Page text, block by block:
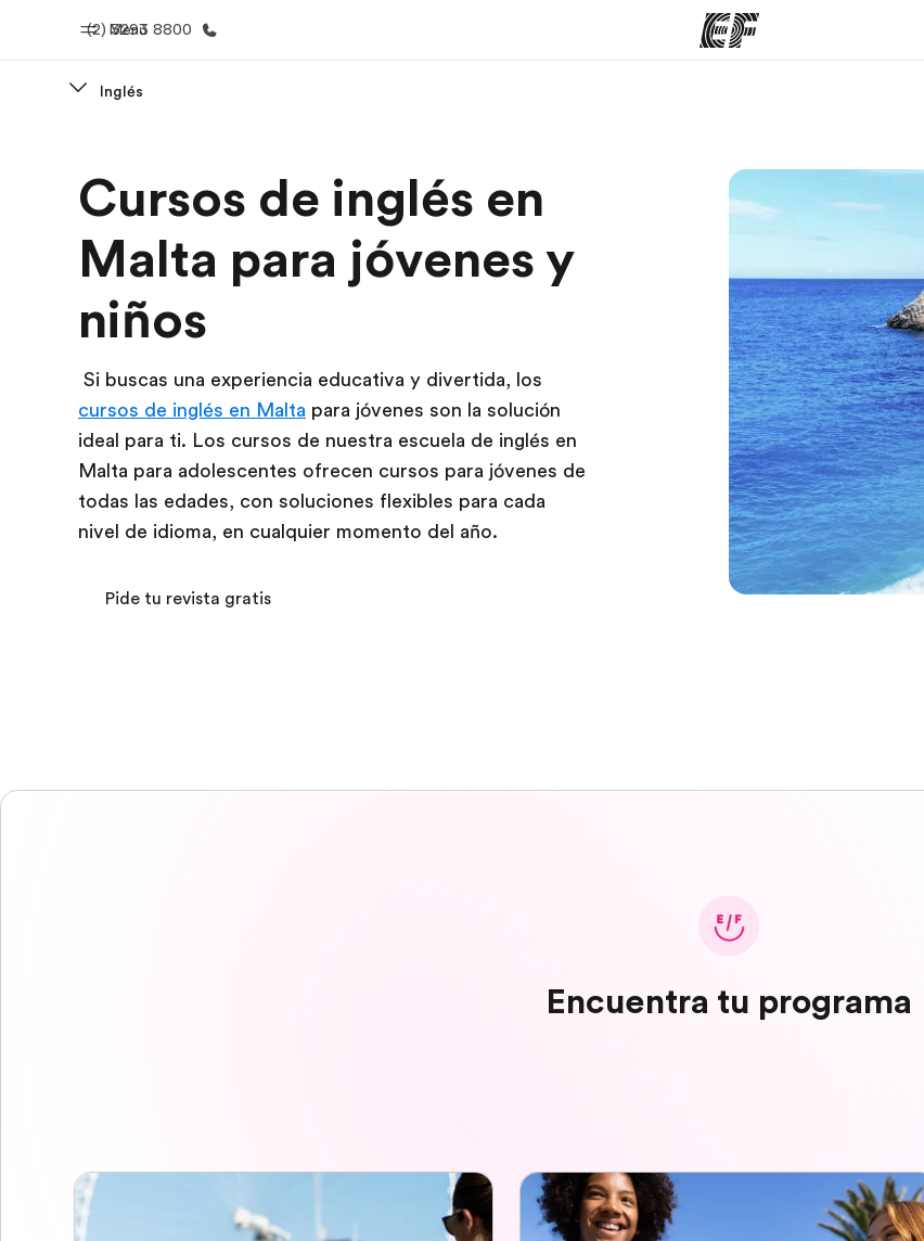
Menú
(2) 3293 8800
Bienvenido a EF Ver todo lo que hacemos
Inglés
Cursos de inglés en
Malta para jóvenes y
niños
Si buscas una experiencia educativa y divertida, los
cursos de inglés en Malta para jóvenes son la solución
ideal para ti. Los cursos de nuestra escuela de inglés en
Malta para adolescentes ofrecen cursos para jóvenes de
todas las edades, con soluciones flexibles para cada
nivel de idioma, en cualquier momento del año.
Pide tu revista gratis
Encuentra tu programa